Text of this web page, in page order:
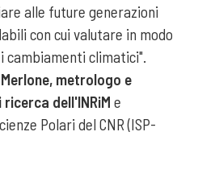
alle future generazioni
con cui valutare in modo
cambiamenti climatici".
metrologo e
dell'INRiM e
Polari del CNR (ISP-